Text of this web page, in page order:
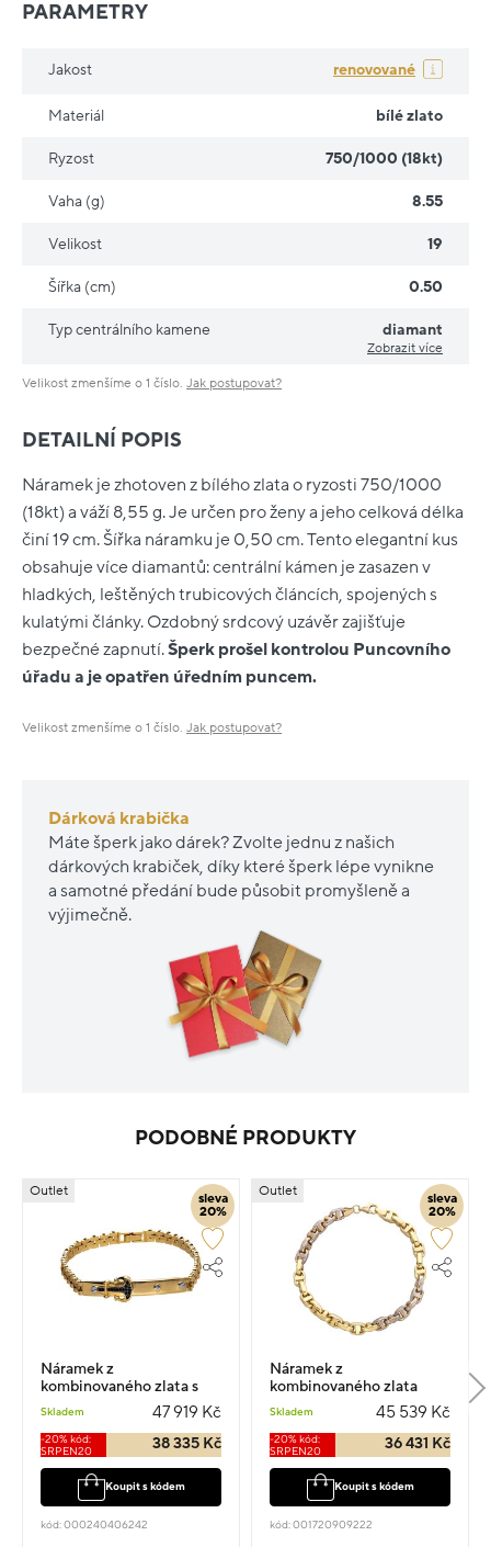
DETAILNÍ POPIS
Náramek je zhotoven z bílého zlata o ryzosti 750/1000
(18kt) a váží 8,55 g. Je určen pro ženy a jeho celková délka
činí 19 cm. Šířka náramku je 0,50 cm. Tento elegantní kus
obsahuje více diamantů: centrální kámen je zasazen v
hladkých, leštěných trubicových článcích, spojených s
kulatými články. Ozdobný srdcový uzávěr zajišťuje
bezpečné zapnutí.Šperk prošel kontrolou Puncovního
úřadu a je opatřen úředním puncem.
Velikost zmenšíme o 1 číslo. Jak postupovat?
Dárková krabička
Máte šperk jako dárek? Zvolte jednu z našich
dárkových krabiček, díky které šperk lépe vynikne
a samotné předání bude působit promyšleně a
výjimečně.
PARAMETRY
Jakost renovované
Materiál bílé zlato
Ryzost 750/1000 (18kt)
Vaha (g) 8.55
Velikost 19
Šířka (cm) 0.50
Typ centrálního kamene diamant
Zobrazit více
Velikost zmenšíme o 1 číslo. Jak postupovat?
PODOBNÉ PRODUKTY
sleva
20%
Outlet
Náramek z
kombinovaného zlata s
kotvou vel.21 13.35g
Skladem 47 919 Kč
-20% kód:
SRPEN20
38 335 Kč
Koupit s kódem
kód: 000240406242
sleva
20%
Outlet
Náramek z
kombinovaného zlata
Skladem 45 539 Kč
-20% kód:
SRPEN20
36 431 Kč
Koupit s kódem
kód: 001720909222